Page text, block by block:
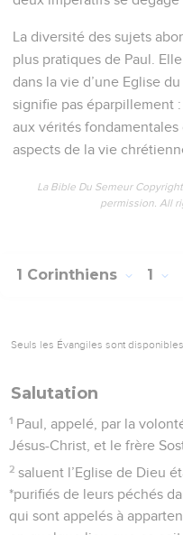
La diversité des sujets
plus pratiques de Paul.
dans la vie d’une Eglise
signifie pas éparpillement
aux vérités
aspects de la vie
La Bible Du Semeur
permission. All
1 Corinthiens 1
Seuls les Évangiles sont
Salutation
1 Paul, appelé, par la
Jésus-Christ, et le frère
2 saluent l’Eglise de Dieu
*purifiés de leurs péchés
qui sont appelés à